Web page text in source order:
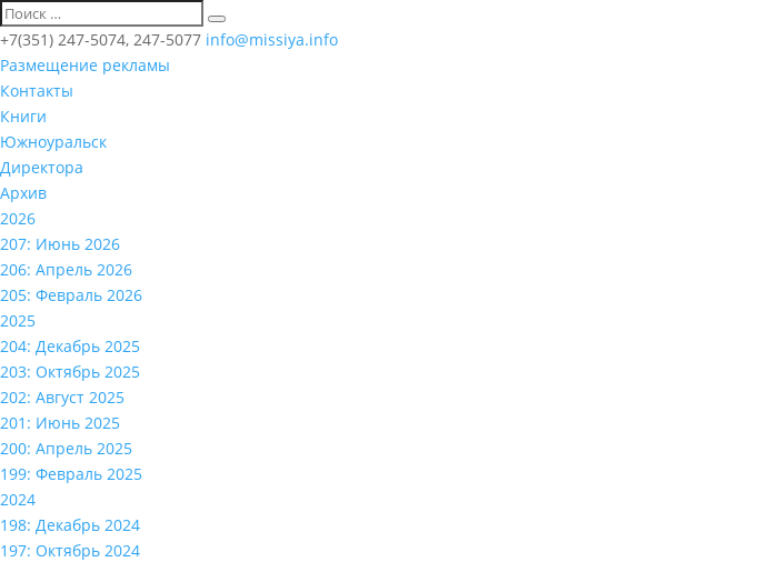
+7(351) 247-5074, 247-5077 info@missiya.info
Размещение рекламы
Контакты
Книги
Южноуральск
Директора
Архив
2026
207: Июнь 2026
206: Апрель 2026
205: Февраль 2026
2025
204: Декабрь 2025
203: Октябрь 2025
202: Август 2025
201: Июнь 2025
200: Апрель 2025
199: Февраль 2025
2024
198: Декабрь 2024
197: Октябрь 2024